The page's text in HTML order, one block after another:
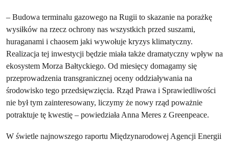
– Budowa terminalu gazowego na Rugii to skazanie na porażkę
wysiłków na rzecz ochrony nas wszystkich przed suszami,
huraganami i chaosem jaki wywołuje kryzys klimatyczny.
Realizacja tej inwestycji będzie miała także dramatyczny wpływ na
ekosystem Morza Bałtyckiego. Od miesięcy domagamy się
przeprowadzenia transgranicznej oceny oddziaływania na
środowisko tego przedsięwzięcia. Rząd Prawa i Sprawiedliwości
nie był tym zainteresowany, liczymy że nowy rząd poważnie
potraktuje tę kwestię – powiedziała Anna Meres z Greenpeace.
W świetle najnowszego raportu Międzynarodowej Agencji Energii